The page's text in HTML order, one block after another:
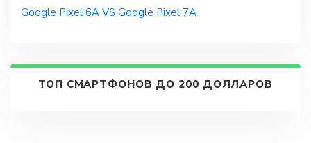
Google Pixel 6A VS Google Pixel 7A
ТОП СМАРТФОНОВ ДО 200 ДОЛЛАРОВ